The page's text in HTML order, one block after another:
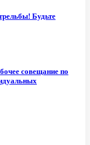
Будьте
совещание по